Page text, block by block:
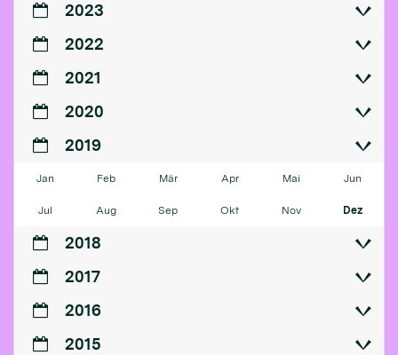
2023
2022
2021
2020
2019
Jan Feb Mär Apr Mai Jun
Jul Aug Sep Okt Nov Dez
2018
2017
2016
2015